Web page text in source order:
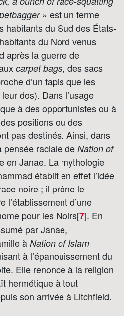
» est un terme
habitants du Sud des États-
du Nord venus
après la guerre de
carpet bags, des sacs
d’un tapis que les
dos). Dans l’usage
à des opportunistes ou à
positions ou des
pas destinés. Ainsi, dans
pensée raciale de Nation of
en Janae. La mythologie
établit en effet l’idée
noire ; il prône le
l’établissement d’une
pour les Noirs[7]. En
par Janae,
àNation of Islam
à l’épanouissement du
Elle renonce à la religion
hermétique à tout
son arrivée à Litchfield.